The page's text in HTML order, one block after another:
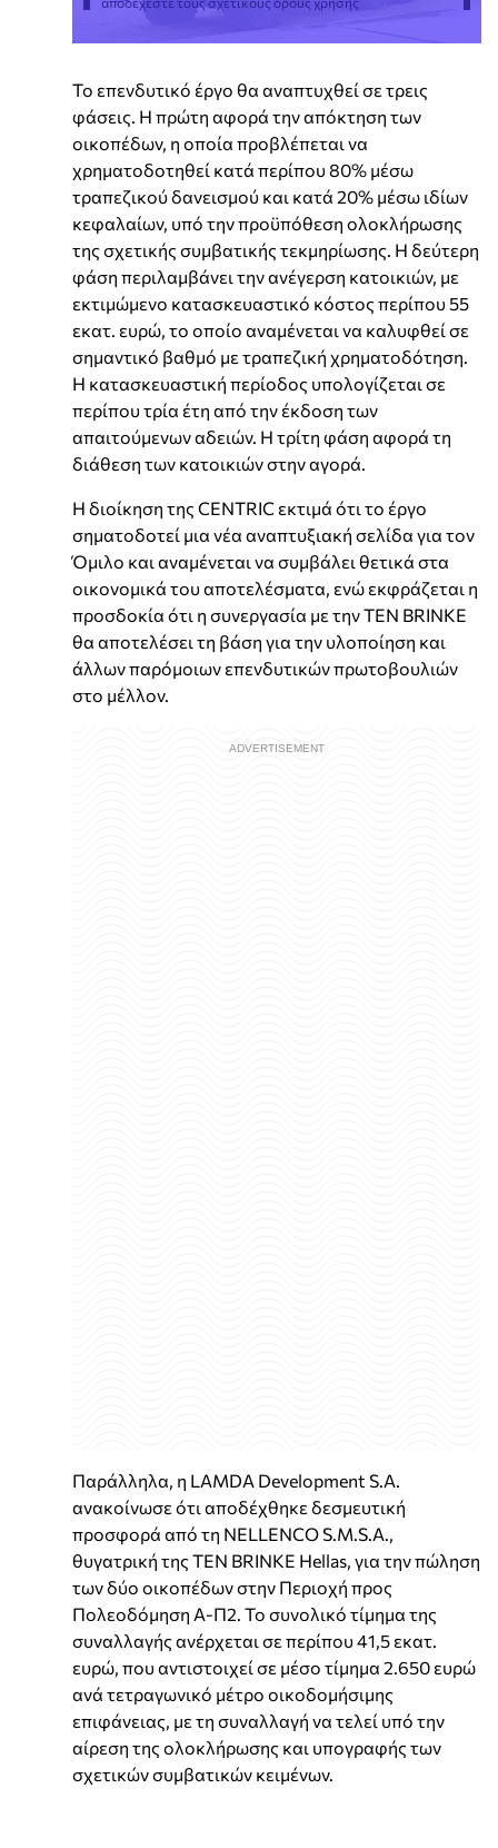
Το επενδυτικό έργο θα αναπτυχθεί σε τρεις
φάσεις. Η πρώτη αφορά την απόκτηση των
οικοπέδων, η οποία προβλέπεται να
χρηματοδοτηθεί κατά περίπου 80% μέσω
τραπεζικού δανεισμού και κατά 20% μέσω ιδίων
κεφαλαίων, υπό την προϋπόθεση ολοκλήρωσης
της σχετικής συμβατικής τεκμηρίωσης. Η δεύτερη
φάση περιλαμβάνει την ανέγερση κατοικιών, με
εκτιμώμενο κατασκευαστικό κόστος περίπου 55
εκατ. ευρώ, το οποίο αναμένεται να καλυφθεί σε
σημαντικό βαθμό με τραπεζική χρηματοδότηση.
Η κατασκευαστική περίοδος υπολογίζεται σε
περίπου τρία έτη από την έκδοση των
απαιτούμενων αδειών. Η τρίτη φάση αφορά τη
διάθεση των κατοικιών στην αγορά.
Η διοίκηση της CENTRIC εκτιμά ότι το έργο
σηματοδοτεί μια νέα αναπτυξιακή σελίδα για τον
Όμιλο και αναμένεται να συμβάλει θετικά στα
οικονομικά του αποτελέσματα, ενώ εκφράζεται η
προσδοκία ότι η συνεργασία με την TEN BRINKE
θα αποτελέσει τη βάση για την υλοποίηση και
άλλων παρόμοιων επενδυτικών πρωτοβουλιών
στο μέλλον.
Παράλληλα, η LAMDA Development S.A.
ανακοίνωσε ότι αποδέχθηκε δεσμευτική
προσφορά από τη NELLENCO S.M.S.A.,
θυγατρική της TEN BRINKE Hellas, για την πώληση
των δύο οικοπέδων στην Περιοχή προς
Πολεοδόμηση Α-Π2. Το συνολικό τίμημα της
συναλλαγής ανέρχεται σε περίπου 41,5 εκατ.
ευρώ, που αντιστοιχεί σε μέσο τίμημα 2.650 ευρώ
ανά τετραγωνικό μέτρο οικοδομήσιμης
επιφάνειας, με τη συναλλαγή να τελεί υπό την
αίρεση της ολοκλήρωσης και υπογραφής των
σχετικών συμβατικών κειμένων.